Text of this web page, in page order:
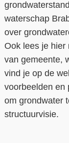
waterschap
over
Ook lees je hier
van gemeente,
vind je op de
voorbeelden en
om grondwater
structuurvisie.